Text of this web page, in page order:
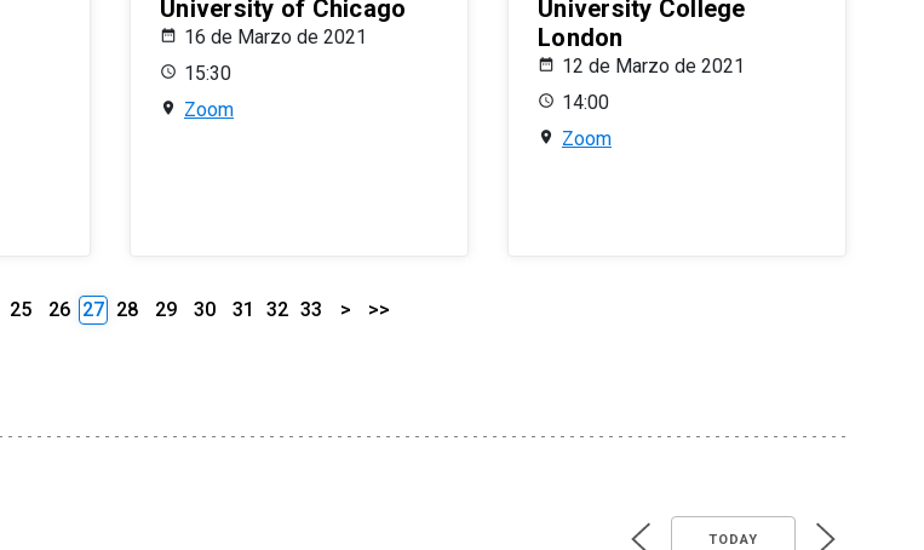
University of Chicago
16 de Marzo de 2021
15:30
Zoom
University College
London
12 de Marzo de 2021
14:00
Zoom
25 26 27 28 29 30 31 32 33 > >>
TODAY